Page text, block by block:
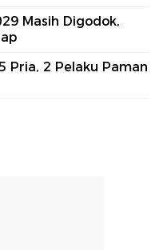
Masih Digodok,
Pria, 2 Pelaku Paman